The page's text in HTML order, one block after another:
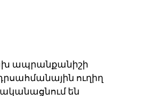
ապրանքանիշի
ուղիղ
են